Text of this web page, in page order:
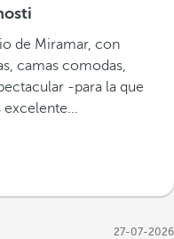
de Miramar, con
camas comodas,
-para la que
excelente...
27-07-2026